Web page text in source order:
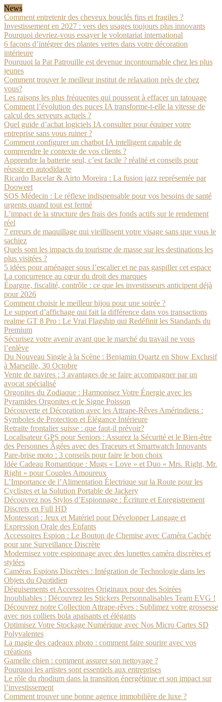
News
Comment entretenir des cheveux bouclés fins et fragiles ?
Investissement en 2027 : vers des usages toujours plus innovants
Pourquoi devriez-vous essayer le volontariat international
6 façons d’intégrer des plantes vertes dans votre décoration
intérieure
Pourquoi la Pat Patrouille est devenue incontournable chez les plus
jeunes
Comment trouver le meilleur institut de relaxation près de chez
vous?
Les raisons les plus fréquentes qui poussent à effacer un tatouage
Comment l’évolution des puces IA transforme-t-elle la vitesse de
calcul des serveurs actuels ?
Quel guide d’achat logiciels IA consulter pour équiper votre
entreprise sans vous ruiner ?
Comment configurer un chatbot IA intelligent capable de
comprendre le contexte de vos clients ?
Apprendre la batterie seul, c’est facile ? réalité et conseils pour
réussir en autodidacte
Ricardo Bacelar & Airto Moreira : La fusion jazz représentée par
Dooweet
SOS Médecin : Le réflexe indispensable pour vos besoins de santé
urgents quand tout est fermé
L’impact de la structure des frais des fonds actifs sur le rendement
réel
7 erreurs de maquillage qui vieillissent votre visage sans que vous le
sachiez
Quels sont les impacts du tourisme de masse sur les destinations les
plus visitées ?
5 idées pour aménager sous l’escalier et ne pas gaspiller cet espace
La concurrence au cœur du droit des marques
Épargne, fiscalité, contrôle : ce que les investisseurs anticipent déjà
pour 2026
Comment choisir le meilleur bijou pour une soirée ?
Le support d’affichage qui fait la différence dans vos transactions
realme GT 8 Pro : Le Vrai Flagship qui Redéfinit les Standards du
Premium
Sécurisez votre avenir avant que le marché du travail ne vous
l’enlève
Du Nouveau Single à la Scène : Benjamin Quartz en Show Exclusif
à Marseille, 30 Octobre
Vente de navires : 3 avantages de se faire accompagner par un
avocat spécialisé
Orgonites du Zodiaque : Harmonisez Votre Énergie avec les
Pyramides Orgonites et le Signe Poisson
Découverte et Décoration avec les Attrape-Rêves Amérindiens :
Symboles de Protection et Élégance Intérieure
Retraite frontalier suisse : que faut-il prévoir?
Localisateur GPS pour Seniors : Assurez la Sécurité et le Bien-être
des Personnes Âgées avec des Traceurs et Smartwatch Innovants
Pare-brise moto : 3 conseils pour faire le bon choix
Idée Cadeau Romantique : Mugs « Love » et Duo « Mrs. Right, Mr.
Right » pour Couples Amoureux
L’Importance de l’Alimentation Électrique sur la Route pour les
Cyclistes et la Solution Portable de Jackery
Découvrez nos Stylos d’Espionnage : Écriture et Enregistrement
Discrets en Full HD
Montessori : Jeux et Matériel pour Développer Langage et
Expression Orale des Enfants
Accessoires Espion : Le Bouton de Chemise avec Caméra Cachée
pour une Surveillance Discrète
Modernisez votre espionnage avec des lunettes caméra discrètes et
stylées
Caméras Espions Discrètes : Intégration de Technologie dans les
Objets du Quotidien
Déguisements et Accessoires Originaux pour des Soirées
Inoubliables : Découvrez les Stickers Personnalisables Team EVG !
Découvrez notre Collection Attrape-rêves : Sublimez votre grossesse
avec nos colliers bola apaisants et élégants
Optimisez Votre Stockage Numérique avec Nos Micro Cartes SD
Polyvalentes
La magie des cadeaux photo : comment faire sourire avec vos
créations
Gamelle chien : comment assurer son nettoyage ?
Pourquoi les artistes sont essentiels aux entreprises
Le rôle du rhodium dans la transition énergétique et son impact sur
l’investissement
Comment trouver une bonne agence immobilière de luxe ?